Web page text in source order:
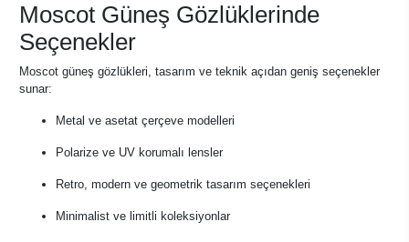
Moscot Güneş Gözlüklerinde
Seçenekler
Moscot güneş gözlükleri, tasarım ve teknik açıdan geniş seçenekler
sunar:
Metal ve asetat çerçeve modelleri
Polarize ve UV korumalı lensler
Retro, modern ve geometrik tasarım seçenekleri
Minimalist ve limitli koleksiyonlar